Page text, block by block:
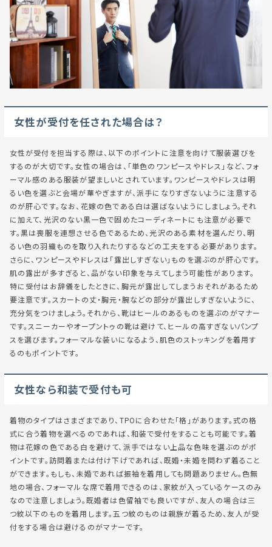
女性が受付を任された場合は？
女性が受付を担当する際は、以下のポイントに注意を向けて服装選びを
するのが大切です。女性の場合は、「単色のワンピースやドレス」など、フォ
ーマル感のある服装が望ましいとされています。ワンピースやドレスは明
るい色を選ぶと会場が華やぎますが、派手になりすぎないように注意する
のが肝心です。なお、花嫁の色である白は選ばないようにしましょう。それ
に加えて、光沢のない黒一色で固めたコーディネートにも注意が必要で
す。黒は喪服を連想させる色であるため、光沢のある素材を選んだり、明
るい色の羽織ものを取り入れたりするなどの工夫をする必要があります。
さらに、ワンピースやドレスは「露出しすぎない」ものを選ぶのが肝心です。
肌の露出が多すぎると、品がない印象を与えてしまう可能性があります。
特に受付はお辞儀をしたときに、胸元が露出してしまうおそれがあるため
要注意です。スカートの丈・胸元・腕などの部分が露出しすぎないように、
充分気をつけましょう。それから、靴はヒールのあるものを選ぶのがマナー
です。スニーカーやオープントゥの靴は避けて、ヒールの高すぎないパンプ
スを選びます。フォーマルな装いになるよう、肌色のストッキングを着用す
るのもポイントです。
女性なら和装で受付も可
着物のタイプはさまざまであり、TPOに合わせた「格」があります。式の格
式に合う着物を選べるのであれば、和装で受付をすることも可能です。着
物は花嫁の色である白を避けて、派手ではない上品な色味を選ぶのがポ
イントです。訪問着または付け下げであれば、既婚・未婚を問わず着ること
ができます。もしも、未婚であれば振袖を着用しても問題ありません。色無
地の場合、フォーマルな席で着用できるのは、家紋が入っているケースのみ
なので注意しましょう。既婚者は色留袖でも良いですが、友人の場合は三
つ紋以下のものを着用します。五つ紋のものは親族が着るため、友人が受
付をする場合は避けるのがマナーです。